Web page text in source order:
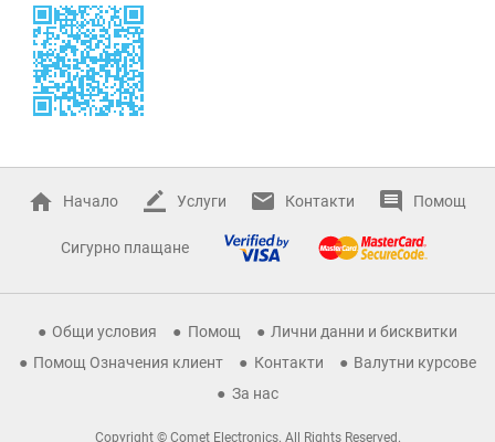
Начало Услуги Контакти Помощ
Сигурно плащане
Общи условия Помощ
Лични данни и бисквитки
Помощ Означения клиент
Контакти
Валутни курсове
За нас
Copyright © Comet Electronics. All Rights Reserved.